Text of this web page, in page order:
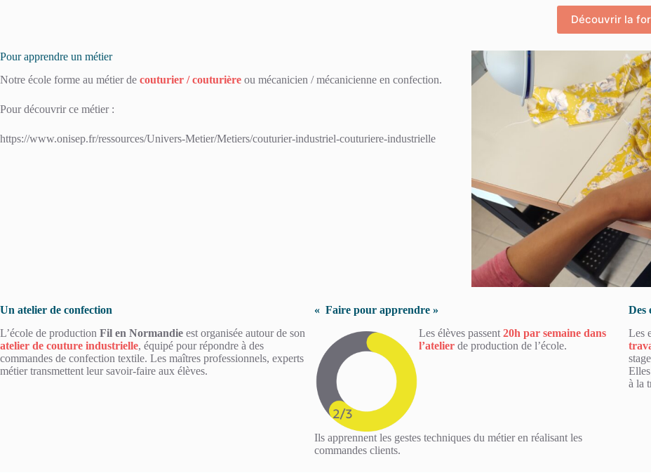
Découvrir la
Pour apprendre un métier
Notre école forme au métier de couturier / couturière ou mécanicien / mécanicienne en confection.
Pour découvrir ce métier :
https://www.onisep.fr/ressources/Univers-Metier/Metiers/couturier-industriel-couturiere-industrielle
Un atelier de confection
L’école de production Fil en Normandie est organisée autour de son
atelier de couture industrielle, équipé pour répondre à des
commandes de confection textile. Les maîtres professionnels, experts
métier transmettent leur savoir-faire aux élèves.
« Faire pour apprendre »
Les élèves passent20h par semaine dans
l’atelier de production de l’école.
Ils apprennent les gestes techniques du métier en réalisant les
commandes clients.
Des
Les
à la